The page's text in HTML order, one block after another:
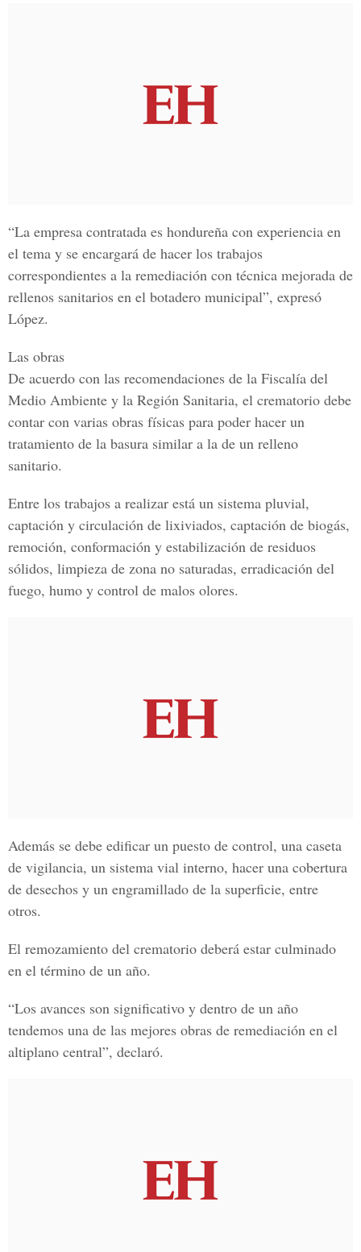
“La empresa contratada es hondureña con experiencia en
el tema y se encargará de hacer los trabajos
correspondientes a la remediación con técnica mejorada de
rellenos sanitarios en el botadero municipal”, expresó
López.
Las obras
De acuerdo con las recomendaciones de la Fiscalía del
Medio Ambiente y la Región Sanitaria, el crematorio debe
contar con varias obras físicas para poder hacer un
tratamiento de la basura similar a la de un relleno
sanitario.
Entre los trabajos a realizar está un sistema pluvial,
captación y circulación de lixiviados, captación de biogás,
remoción, conformación y estabilización de residuos
sólidos, limpieza de zona no saturadas, erradicación del
fuego, humo y control de malos olores.
Además se debe edificar un puesto de control, una caseta
de vigilancia, un sistema vial interno, hacer una cobertura
de desechos y un engramillado de la superficie, entre
otros.
El remozamiento del crematorio deberá estar culminado
en el término de un año.
“Los avances son significativo y dentro de un año
tendemos una de las mejores obras de remediación en el
altiplano central”, declaró.